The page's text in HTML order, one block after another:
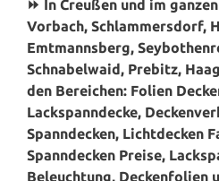
⏩ In Creußen und im
Vorbach, Schlammersdorf,
Emtmannsberg,
Schnabelwaid, Prebitz,
den Bereichen: Folien
Lackspanndecke,
Spanndecken, Lichtdecken
Spanndecken Preise,
Beleuchtung, Deckenfolien